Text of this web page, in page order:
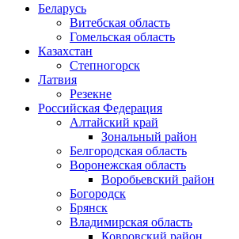
Беларусь
Витебская область
Гомельская область
Казахстан
Степногорск
Латвия
Резекне
Российская Федерация
Алтайский край
Зональный район
Белгородская область
Воронежская область
Воробьевский район
Богородск
Брянск
Владимирская область
Ковровский район